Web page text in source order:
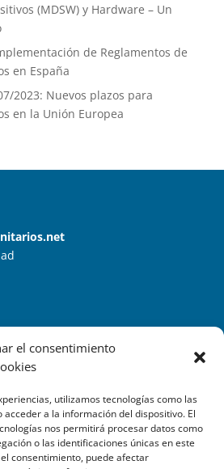
el consentimiento
utilizamos tecnologías como las
a la información del dispositivo. El
nos permitirá procesar datos como
o las identificaciones únicas en este
consentimiento, puede afectar
(MDSW) y Hardware – Un
de Reglamentos de
en España
2023: Nuevos plazos para
en la Unión Europea
S.L